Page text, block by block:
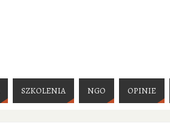
SZKOLENIA NGO OPINIE